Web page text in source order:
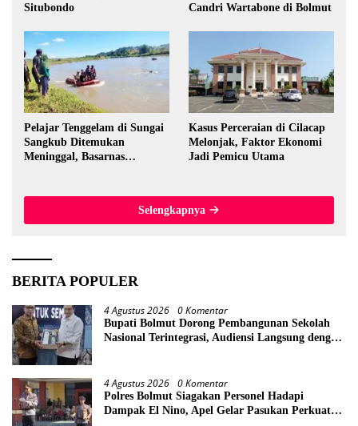
Situbondo
Candri Wartabone di Bolmut
Pelajar Tenggelam di Sungai
Sangkub Ditemukan
Meninggal, Basarnas
Kasus Perceraian di Cilacap
Melonjak, Faktor Ekonomi
Jadi Pemicu Utama
Selengkapnya
BERITA POPULER
4 Agustus 2026 0 Komentar
Bupati Bolmut Dorong Pembangunan Sekolah
Nasional Terintegrasi, Audiensi Langsung dengan
4 Agustus 2026 0 Komentar
Polres Bolmut Siagakan Personel Hadapi
Dampak El Nino, Apel Gelar Pasukan Perkuat